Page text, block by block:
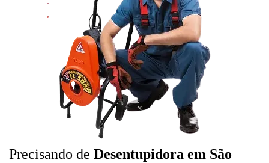
Precisando de Desentupidora em São